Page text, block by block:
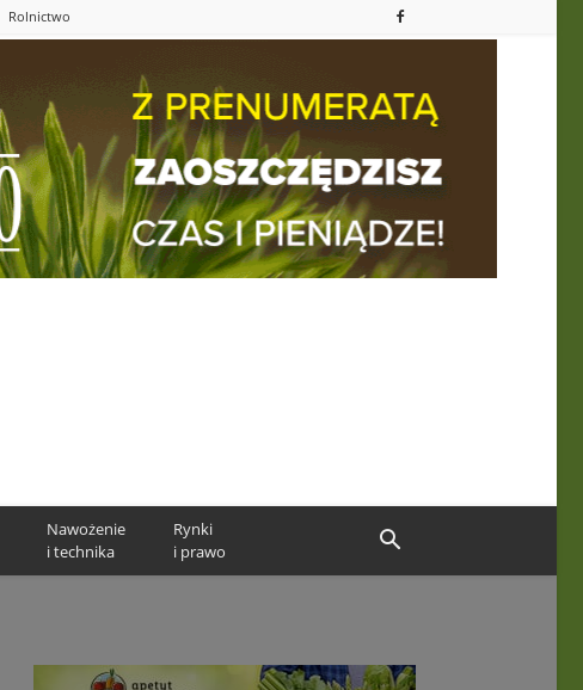
Rolnictwo
Nawożenie
i technika
Rynki
i prawo